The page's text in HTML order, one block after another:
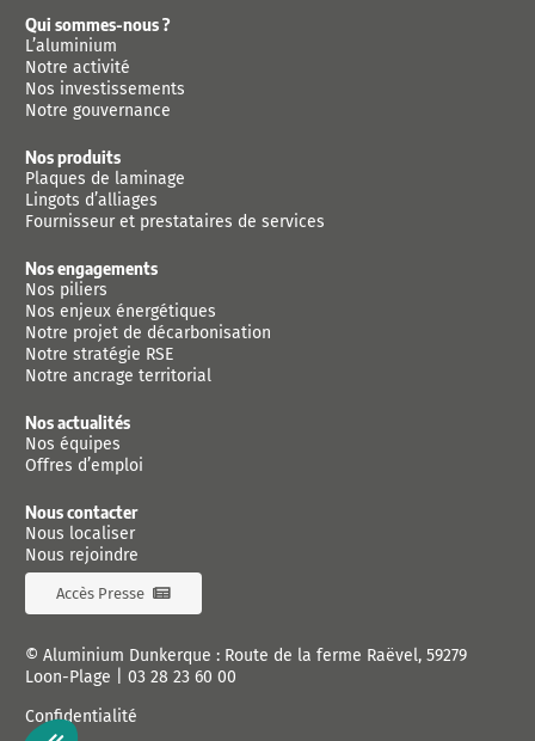
Qui sommes-nous ?
L’aluminium
Notre activité
Nos investissements
Notre gouvernance
Nos produits
Plaques de laminage
Lingots d’alliages
Fournisseur et prestataires de services
Nos engagements
Nos piliers
Nos enjeux énergétiques
Notre projet de décarbonisation
Notre stratégie RSE
Notre ancrage territorial
Nos actualités
Nos équipes
Offres d’emploi
Nous contacter
Nous localiser
Nous rejoindre
Accès Presse
© Aluminium Dunkerque : Route de la ferme Raëvel, 59279
Loon-Plage | 03 28 23 60 00
Confidentialité